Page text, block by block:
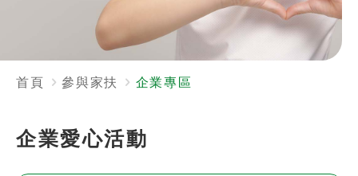
首頁 參與家扶 企業專區
企業愛心活動